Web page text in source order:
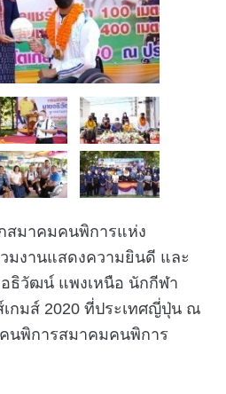
สมาคมคนพิการแห่ง
มงานแสดงความยินดี และ
ธิวัฒน์ แพงเหนือ นักกีฬา
กมส์ 2020 ที่ประเทศญี่ปุ่น ณ
นพิการสมาคมคนพิการ